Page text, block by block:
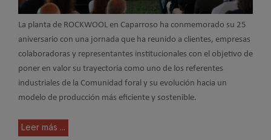
La planta de ROCKWOOL en Caparroso ha conmemorado su 25
aniversario con una jornada que ha reunido a clientes, empresas
colaboradoras y representantes institucionales con el objetivo de
poner en valor su trayectoria como uno de los referentes
industriales de la Comunidad foral y su evolución hacia un
modelo de producción más eficiente y sostenible.
Leer más ...